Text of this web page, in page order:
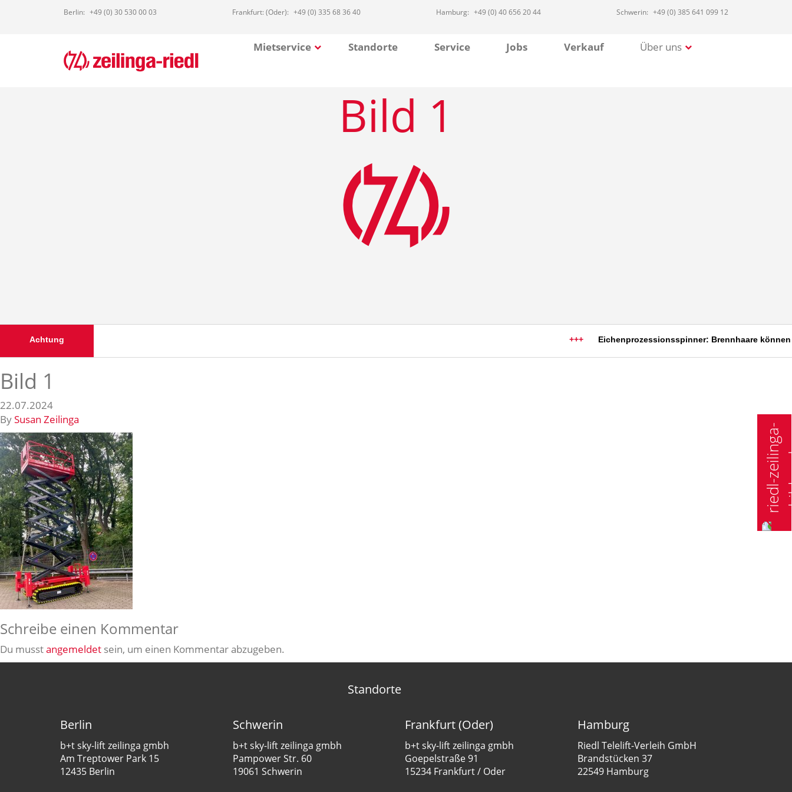
Berlin: +49 (0) 30 530 00 03 Frankfurt: (Oder): +49 (0) 335 68 36 40 Hamburg: +49 (0) 40 656 20 44 Schwerin: +49 (0) 385 641 099 12
Mietservice Standorte Service Jobs Verkauf Über uns
Bild 1
+++ Eichenprozessionsspinner: Brennhaare können
Achtung
Bild 1
22.07.2024
BySusan Zeilinga
Schreibe einen Kommentar
Du musstangemeldet sein, um einen Kommentar abzugeben.
Standorte
Berlin
b+t sky-lift zeilinga gmbh
Am Treptower Park 15
12435 Berlin
Schwerin
b+t sky-lift zeilinga gmbh
Pampower Str. 60
19061 Schwerin
Frankfurt (Oder)
b+t sky-lift zeilinga gmbh
Goepelstraße 91
15234 Frankfurt / Oder
Hamburg
Riedl Telelift-Verleih GmbH
Brandstücken 37
22549 Hamburg